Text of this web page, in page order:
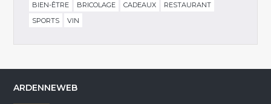
BIEN-ÊTRE
BRICOLAGE CADEAUX
RESTAURANT
SPORTS
VIN
ARDENNEWEB